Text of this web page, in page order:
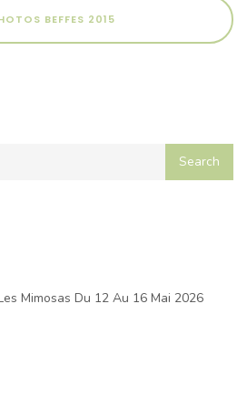
BEFFES 2015
Mimosas Du 12 Au 16 Mai 2026